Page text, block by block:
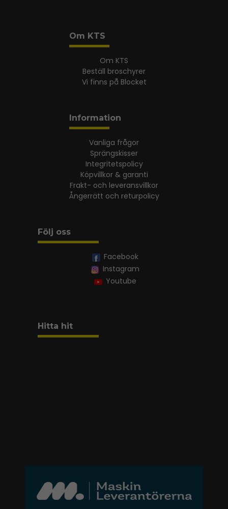
Om KTS
Om KTS
Beställ broschyrer
Vi finns på Blocket
Information
Vanliga frågor
Sprängskisser
Integritetspolicy
Köpvillkor & garanti
Frakt- och leveransvillkor
Ångerrätt och returpolicy
Följ oss
Facebook
Instagram
Youtube
Hitta hit